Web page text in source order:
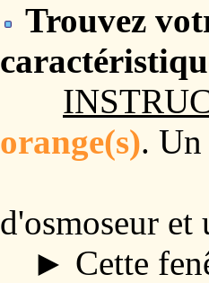
Trouvez
orange(s).
•
d'osmoseur et
► Cette